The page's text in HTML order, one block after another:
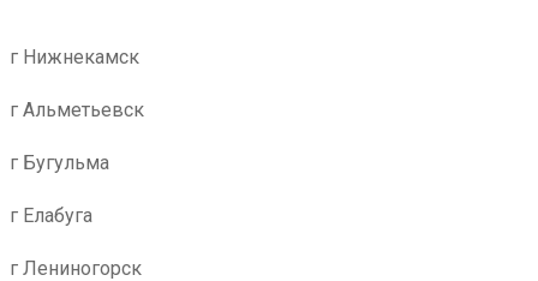
г Нижнекамск
г Альметьевск
г Бугульма
г Елабуга
г Лениногорск